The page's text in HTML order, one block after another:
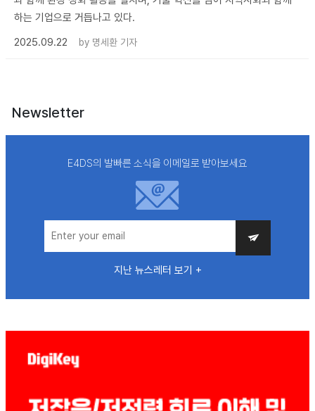
하는 기업으로 거듭나고 있다.
2025.09.22
by 명세환 기자
Newsletter
E4DS의 발빠른 소식을 이메일로 받아보세요
지난 뉴스레터 보기 +